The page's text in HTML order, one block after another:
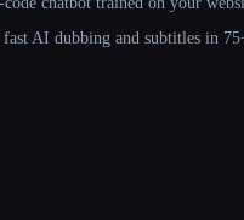
AI dubbing and subtitles in